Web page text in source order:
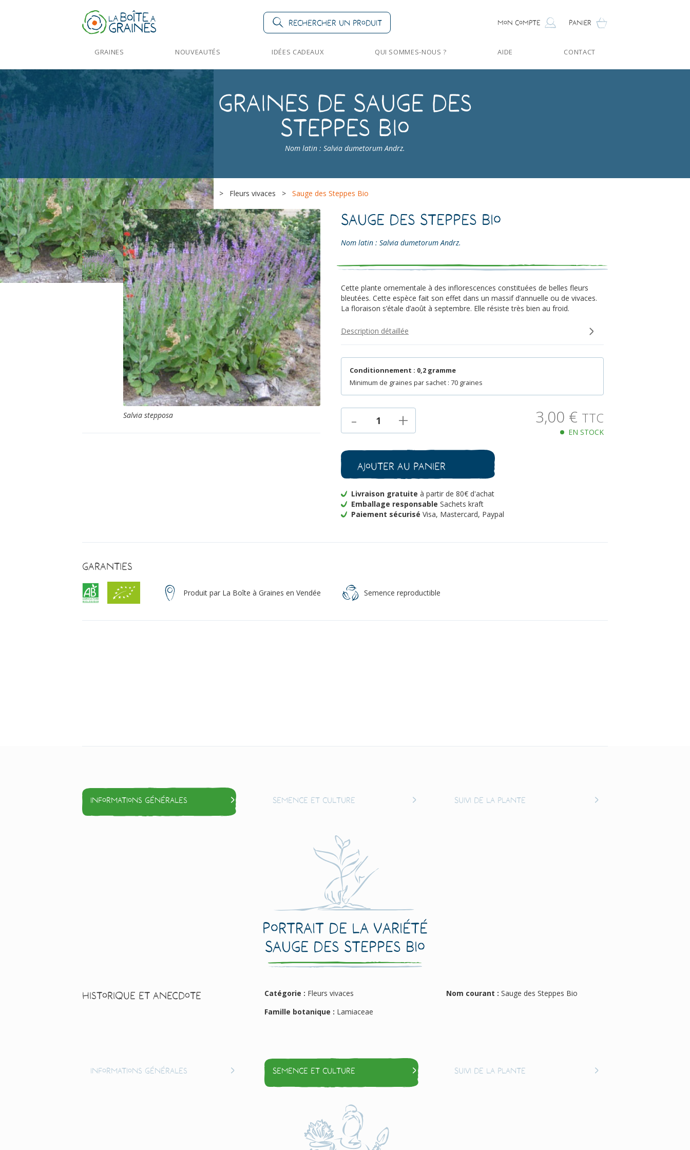
Rechercher un produit Mon compte Panier
GRAINES NOUVEAUTÉS IDÉES CADEAUX QUI SOMMES-NOUS ? AIDE CONTACT
Graines de Sauge des
Steppes Bio
Nom latin : Salvia dumetorum Andrz.
Accueil > Produits > Graines Fleurs > Fleurs vivaces > Sauge des Steppes Bio
Salvia stepposa
Sauge des Steppes Bio
Nom latin : Salvia dumetorum Andrz.
Cette plante ornementale à des inflorescences constituées de belles fleurs
bleutées. Cette espèce fait son effet dans un massif d’annuelle ou de vivaces.
La floraison s’étale d’août à septembre. Elle résiste très bien au froid.
Description détaillée
Conditionnement : 0,2 gramme
Minimum de graines par sachet : 70 graines
- 1 +
de
Sauge
des
Steppes
Bio
3,00 € TTC
EN STOCK
Ajouter au panier
Livraison gratuite à partir de 80€ d'achat
Emballage responsable Sachets kraft
Paiement sécurisé Visa, Mastercard, Paypal
Garanties
Produit par La Boîte à Graines en Vendée Semence reproductible
Informations générales Semence et culture Suivi de la plante
Portrait de la variété
Sauge des Steppes Bio
Historique et anecdote Catégorie : Fleurs vivaces
Famille botanique : Lamiaceae
Nom courant : Sauge des Steppes Bio
Informations générales Semence et culture Suivi de la plante